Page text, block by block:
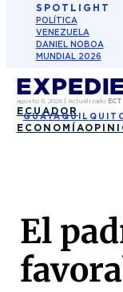
SPOTLIGHT
POLÍTICA
VENEZUELA
DANIEL NOBOA
MUNDIAL 2026
agosto 6, 2026| Actualizado ECT
ECUADOR
GUAYAQUIL
ECONOMÍA
El